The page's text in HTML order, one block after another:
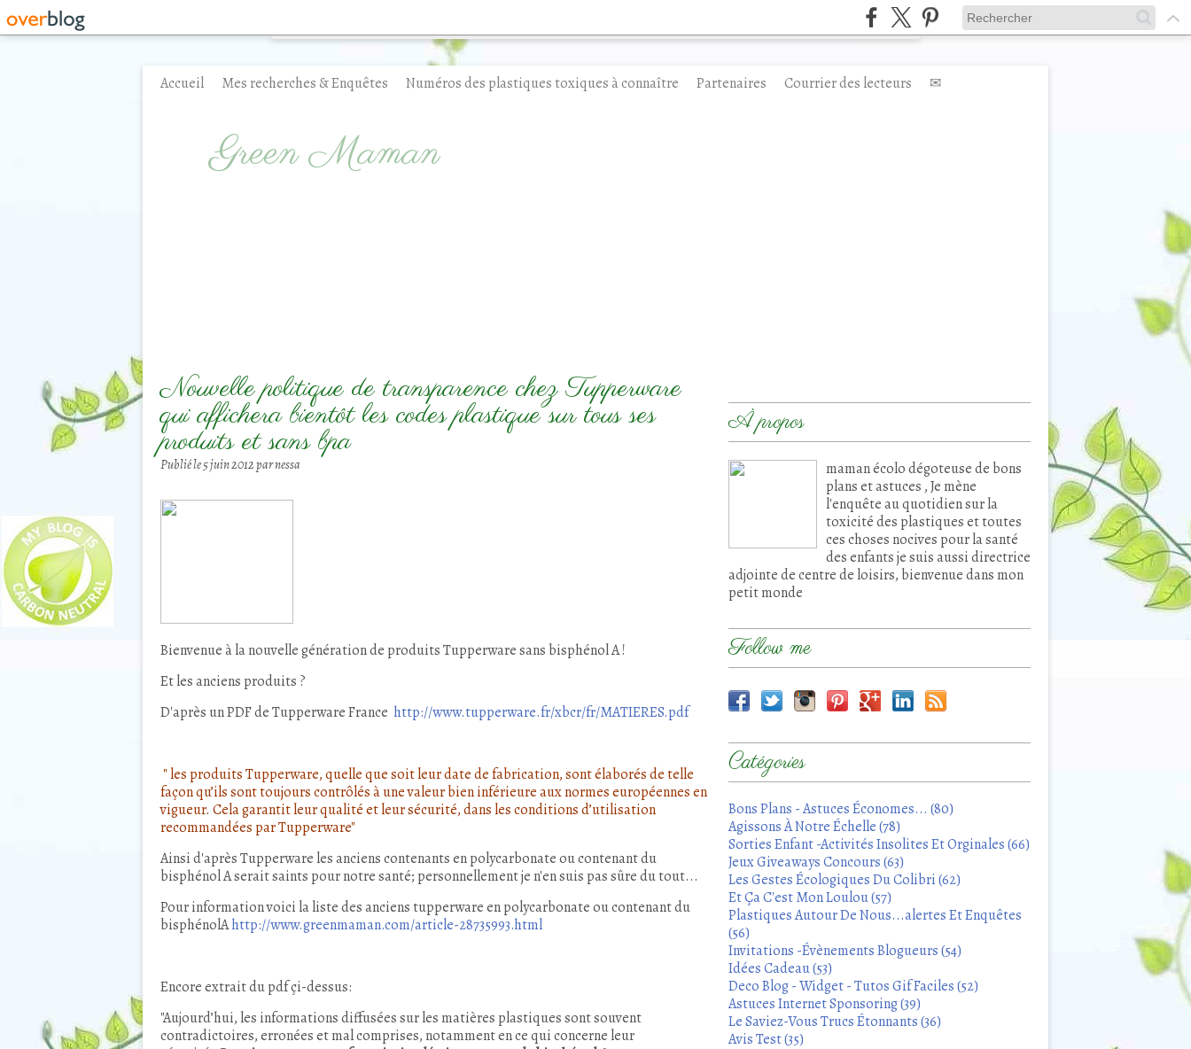
Green Maman
Accueil Mes recherches & Enquêtes Numéros des plastiques toxiques à connaître Partenaires Courrier des lecteurs
✉
Nouvelle politique de transparence chez Tupperware
qui affichera bientôt les codes plastique sur tous ses
produits et sans bpa
Publié le5 juin 2012par nessa
Bienvenue à la nouvelle génération de produits Tupperware sans bisphénol A !
Et les anciens produits ?
D'après un PDF de Tupperware France http://www.tupperware.fr/xbcr/fr/MATIERES.pdf
" les produits Tupperware, quelle que soit leur date de fabrication, sont élaborés de telle
façon qu’ils sont toujours contrôlés à une valeur bien inférieure aux normes européennes en
vigueur. Cela garantit leur qualité et leur sécurité, dans les conditions d’utilisation
recommandées par Tupperware"
Ainsi d'après Tupperware les anciens contenants en polycarbonate ou contenant du
bisphénol A serait saints pour notre santé; personnellement je n'en suis pas sûre du tout...
Pour information voici la liste des anciens tupperware en polycarbonate ou contenant du
bisphénolAhttp://www.greenmaman.com/article-28735993.html
Encore extrait du pdf çi-dessus:
"Aujourd’hui, les informations diffusées sur les matières plastiques sont souvent
contradictoires, erronées et mal comprises, notamment en ce qui concerne leur
À propos
maman écolo dégoteuse de bons
plans et astuces , Je mène
l'enquête au quotidien sur la
toxicité des plastiques et toutes
ces choses nocives pour la santé
des enfants je suis aussi directrice
adjointe de centre de loisirs, bienvenue dans mon
petit monde
Follow me
Catégories
Bons Plans - Astuces Économes... (80)
Agissons À Notre Échelle (78)
Sorties Enfant -Activités Insolites Et Orginales (66)
Jeux Giveaways Concours (63)
Les Gestes Écologiques Du Colibri (62)
Et Ça C'est Mon Loulou (57)
Plastiques Autour De Nous...alertes Et Enquêtes
(56)
Invitations -Évènements Blogueurs (54)
Idées Cadeau (53)
Deco Blog - Widget - Tutos Gif Faciles (52)
Astuces Internet Sponsoring (39)
Le Saviez-Vous Trucs Étonnants (36)
Avis Test (35)